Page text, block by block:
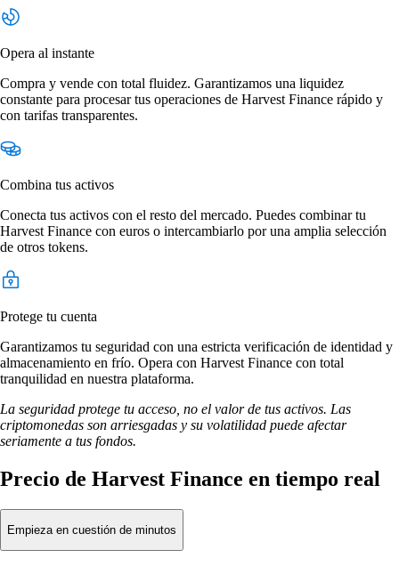
Opera al instante
Compra y vende con total fluidez. Garantizamos una liquidez
constante para procesar tus operaciones de Harvest Finance rápido y
con tarifas transparentes.
Combina tus activos
Conecta tus activos con el resto del mercado. Puedes combinar tu
Harvest Finance con euros o intercambiarlo por una amplia selección
de otros tokens.
Protege tu cuenta
Garantizamos tu seguridad con una estricta verificación de identidad y
almacenamiento en frío. Opera con Harvest Finance con total
tranquilidad en nuestra plataforma.
La seguridad protege tu acceso, no el valor de tus activos. Las
criptomonedas son arriesgadas y su volatilidad puede afectar
seriamente a tus fondos.
Precio de Harvest Finance en tiempo real
Empieza en cuestión de minutos